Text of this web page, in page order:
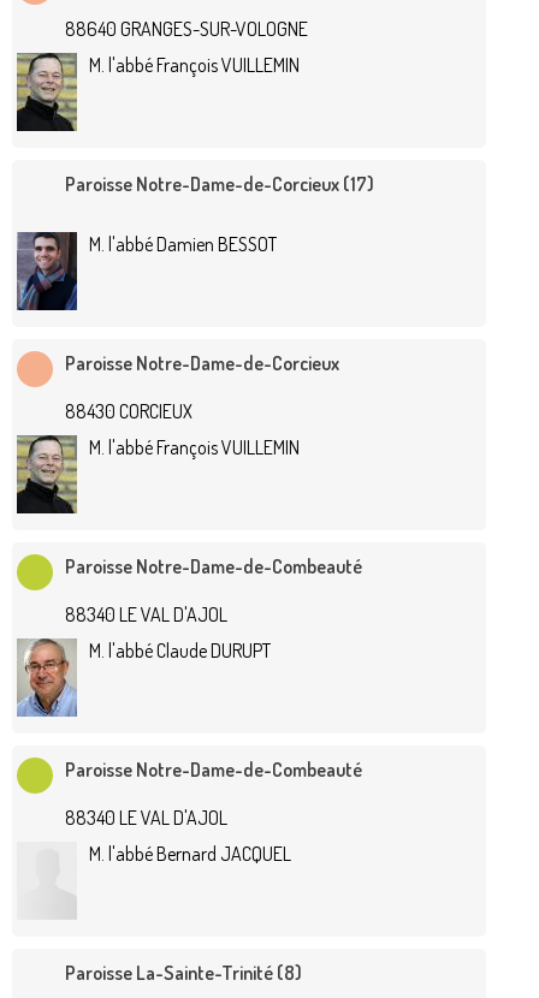
88640 GRANGES-SUR-VOLOGNE
M. l'abbé François VUILLEMIN
Paroisse Notre-Dame-de-Corcieux (17)
M. l'abbé Damien BESSOT
Paroisse Notre-Dame-de-Corcieux
88430 CORCIEUX
M. l'abbé François VUILLEMIN
Paroisse Notre-Dame-de-Combeauté
88340 LE VAL D'AJOL
M. l'abbé Claude DURUPT
Paroisse Notre-Dame-de-Combeauté
88340 LE VAL D'AJOL
M. l'abbé Bernard JACQUEL
Paroisse La-Sainte-Trinité (8)